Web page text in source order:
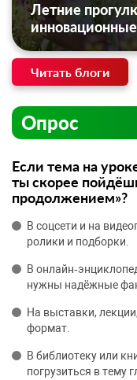
Летние
Читать блоги
Опрос
Если тема на
ты скорее
продолжением»?
В соцсети и на
ролики и подборки.
В
нужны надёжные
На выставки,
формат.
В библиотеку или
погрузиться в тему